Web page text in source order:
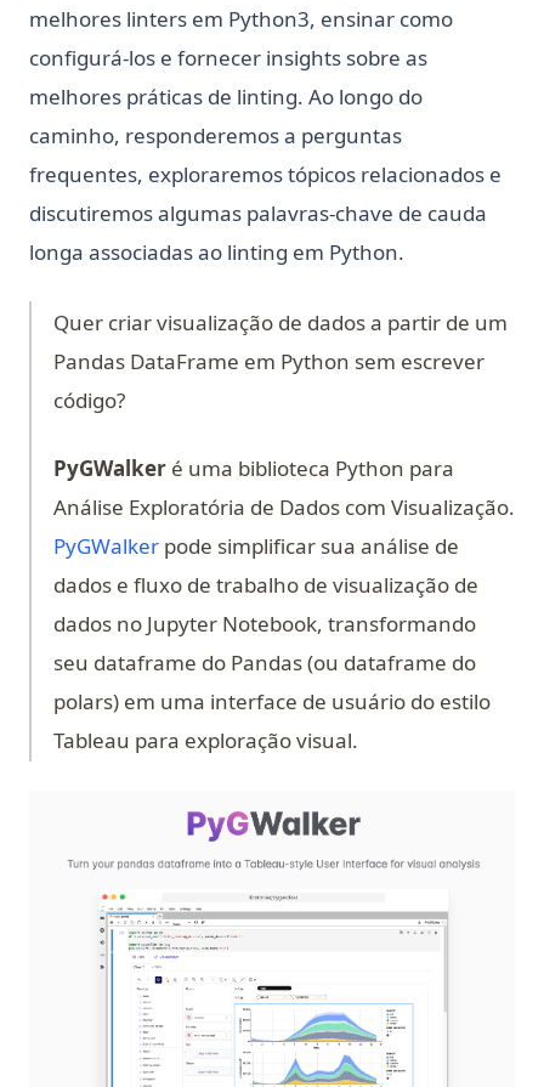
melhores linters em Python3, ensinar como
configurá-los e fornecer insights sobre as
melhores práticas de linting. Ao longo do
caminho, responderemos a perguntas
frequentes, exploraremos tópicos relacionados e
discutiremos algumas palavras-chave de cauda
longa associadas ao linting em Python.
Quer criar visualização de dados a partir de um
Pandas DataFrame em Python sem escrever
código?
PyGWalkeré uma biblioteca Python para
Análise Exploratória de Dados com Visualização.
PyGWalker(opens in a new tab)
pode simplificar sua análise de
dados e fluxo de trabalho de visualização de
dados no Jupyter Notebook, transformando
seu dataframe do Pandas (ou dataframe do
polars) em uma interface de usuário do estilo
Tableau para exploração visual.